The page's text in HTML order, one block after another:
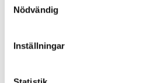
Nödvändig
Inställningar
personuppgifter ifrån
Begränsningar i
personuppgifter